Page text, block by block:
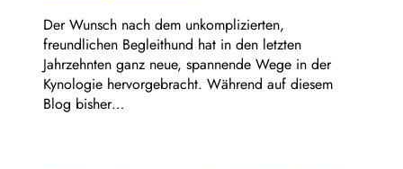
Der Wunsch nach dem unkomplizierten,
freundlichen Begleithund hat in den letzten
Jahrzehnten ganz neue, spannende Wege in der
Kynologie hervorgebracht. Während auf diesem
Blog bisher…